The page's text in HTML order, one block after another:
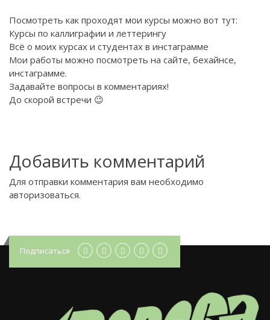
Посмотреть как проходят мои курсы можно вот тут:
Курсы по каллиграфии и леттерингу
Всё о моих курсах и студентах в инстаграмме
Мои работы можно посмотреть на сайте, бехайнсе,
инстаграмме.
Задавайте вопросы в комментариях!
До скорой встречи 😉
Добавить комментарий
Для отправки комментария вам необходимо
авторизоваться.
Подписаться